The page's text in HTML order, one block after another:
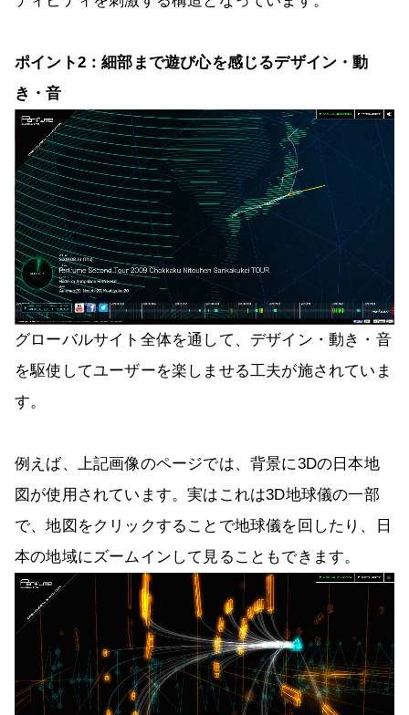
ポイント2：細部まで遊び心を感じるデザイン・動
き・音
グローバルサイト全体を通して、デザイン・動き・音
を駆使してユーザーを楽しませる工夫が施されていま
す。
例えば、上記画像のページでは、背景に3Dの日本地
図が使用されています。実はこれは3D地球儀の一部
で、地図をクリックすることで地球儀を回したり、日
本の地域にズームインして見ることもできます。